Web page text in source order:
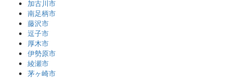
加古川市
南足柄市
藤沢市
逗子市
厚木市
伊勢原市
綾瀬市
茅ヶ崎市